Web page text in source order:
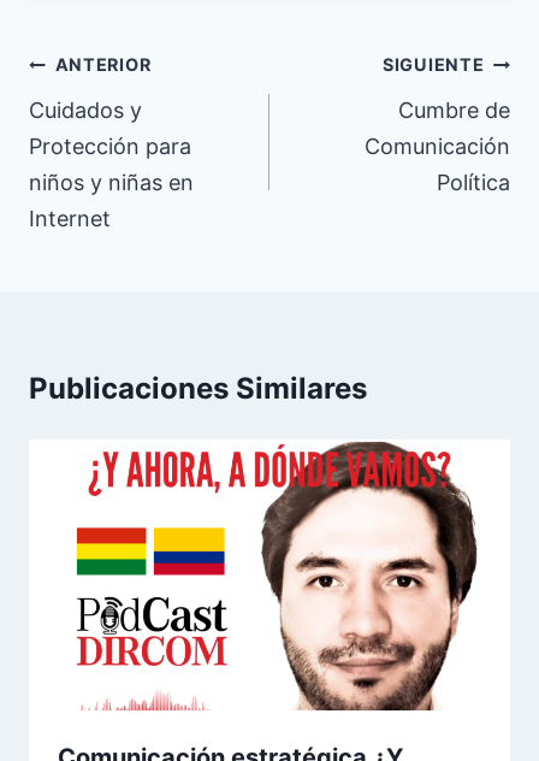
Navegación
de
entradas
ANTERIOR
Cuidados y
Protección para
niños y niñas en
Internet
SIGUIENTE
Cumbre de
Comunicación
Política
Publicaciones Similares